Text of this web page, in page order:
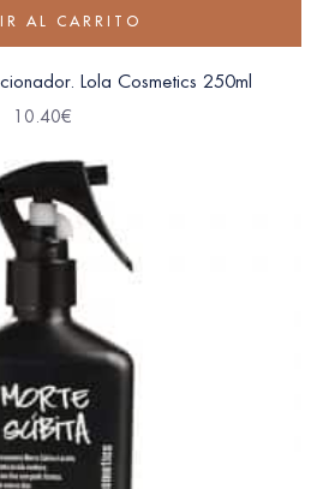
AL CARRITO
Lola Cosmetics 250ml
10.40€